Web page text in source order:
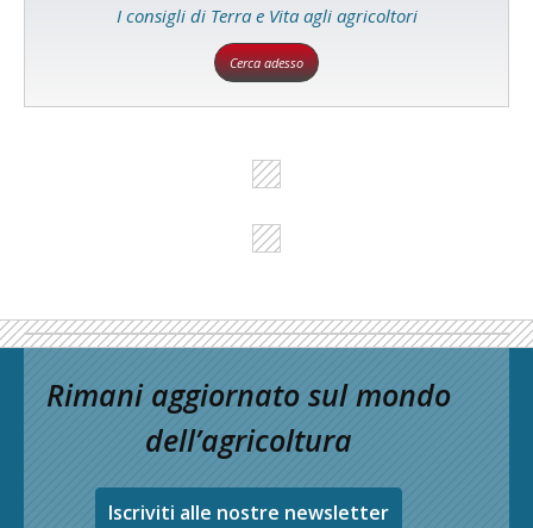
I consigli di Terra e Vita agli agricoltori
Cerca adesso
Rimani aggiornato sul mondo
dell’agricoltura
Iscriviti alle nostre newsletter